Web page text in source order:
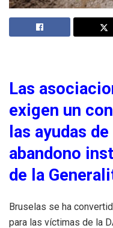
Las
exigen un
las ayudas
abandono
de la
Bruselas se ha
para las víctimas de la